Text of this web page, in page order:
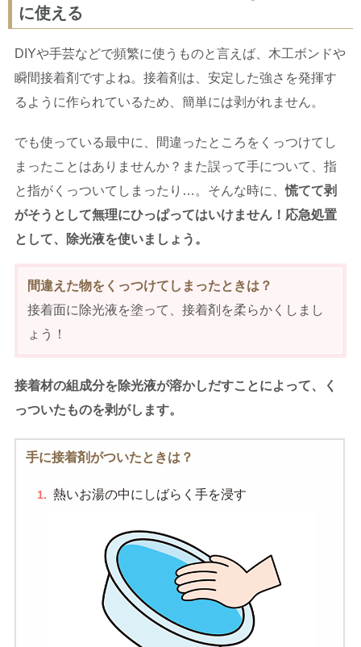
に使える
DIYや手芸などで頻繁に使うものと言えば、木工ボンドや
瞬間接着剤ですよね。接着剤は、安定した強さを発揮す
るように作られているため、簡単には剥がれません。
でも使っている最中に、間違ったところをくっつけてし
まったことはありませんか？また誤って手について、指
と指がくっついてしまったり…。そんな時に、慌てて剥
がそうとして無理にひっぱってはいけません！応急処置
として、除光液を使いましょう。
間違えた物をくっつけてしまったときは？
接着面に除光液を塗って、接着剤を柔らかくしまし
ょう！
接着材の組成分を除光液が溶かしだすことによって、く
っついたものを剥がします。
手に接着剤がついたときは？
熱いお湯の中にしばらく手を浸す